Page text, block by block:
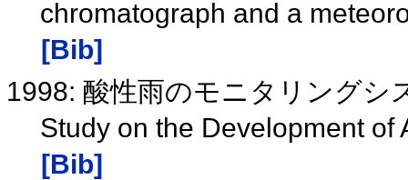
chromatograph and a
[Bib]
1998: 酸性雨のモニタリング
Study on the Development
[Bib]